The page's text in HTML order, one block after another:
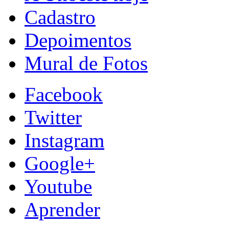
Cadastro
Depoimentos
Mural de Fotos
Facebook
Twitter
Instagram
Google+
Youtube
Aprender